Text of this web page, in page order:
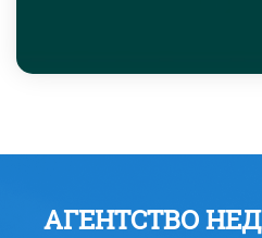
АГЕНТСТВО